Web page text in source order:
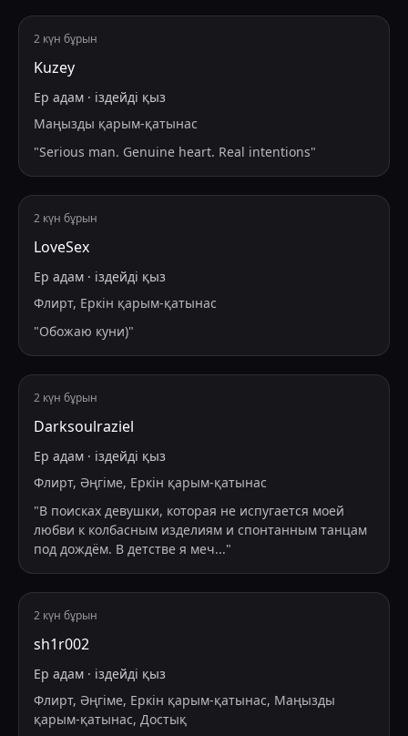
2 күн бұрын
Kuzey
Ер адам · іздейді қыз
Маңызды қарым-қатынас
"Serious man. Genuine heart. Real intentions"
2 күн бұрын
LoveSex
Ер адам · іздейді қыз
Флирт, Еркін қарым-қатынас
"Обожаю куни)"
2 күн бұрын
Darksoulraziel
Ер адам · іздейді қыз
Флирт, Әңгіме, Еркін қарым-қатынас
"В поисках девушки, которая не испугается моей
любви к колбасным изделиям и спонтанным танцам
под дождём. В детстве я меч..."
2 күн бұрын
sh1r002
Ер адам · іздейді қыз
Флирт, Әңгіме, Еркін қарым-қатынас, Маңызды
қарым-қатынас, Достық